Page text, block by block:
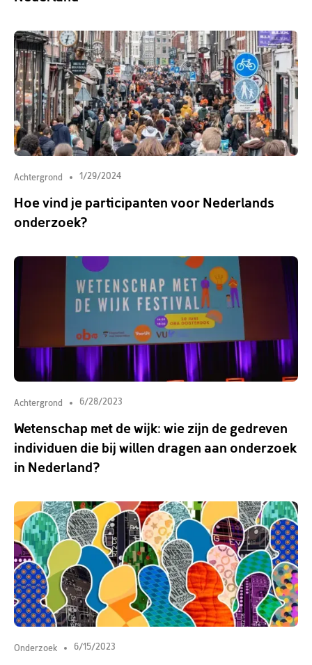
Achtergrond 1/29/2024
Hoe vind je participanten voor Nederlands
onderzoek?
Achtergrond 6/28/2023
Wetenschap met de wijk: wie zijn de gedreven
individuen die bij willen dragen aan onderzoek
in Nederland?
Onderzoek 6/15/2023